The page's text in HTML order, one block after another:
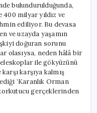
bulundurulduğunda,
400 milyar yıldız ve
ediliyor. Bu devasa
ve uzayda yaşamın
doğuran sorunu
olasıysa, neden hâlâ bir
ile gökyüzünü
karşıya kalmış
‘Karanlık Orman
gerçeklerinden